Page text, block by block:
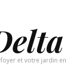
et votre jardin en